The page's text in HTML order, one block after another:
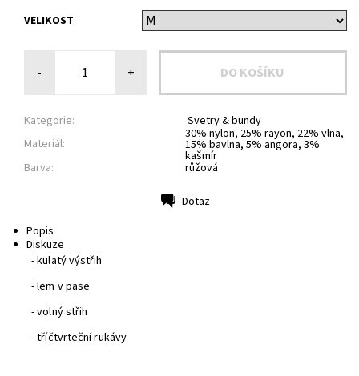
VELIKOST
- +
Kategorie:
Svetry & bundy
Materiál:
30% nylon, 25% rayon, 22% vlna,
15% bavlna, 5% angora, 3%
kašmír
Barva: růžová
Dotaz
Popis
Diskuze
- kulatý výstřih
- lem v pase
- volný střih
- tříčtvrteční rukávy